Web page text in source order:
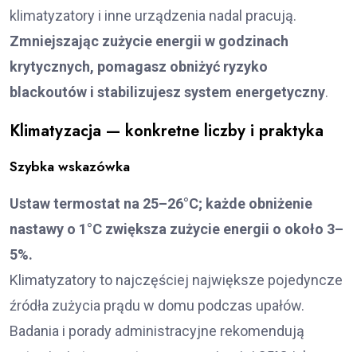
klimatyzatory i inne urządzenia nadal pracują.
Zmniejszając zużycie energii w godzinach
krytycznych, pomagasz obniżyć ryzyko
blackoutów i stabilizujesz system energetyczny.
Klimatyzacja — konkretne liczby i praktyka
Szybka wskazówka
Ustaw termostat na 25–26°C; każde obniżenie
nastawy o 1°C zwiększa zużycie energii o około 3–
5%.
Klimatyzatory to najczęściej największe pojedyncze
źródła zużycia prądu w domu podczas upałów.
Badania i porady administracyjne rekomendują